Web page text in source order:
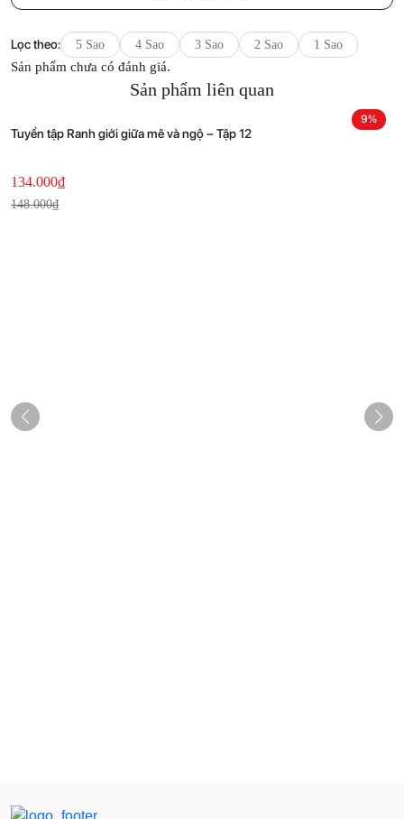
Lọc theo: 5 Sao 4 Sao 3 Sao 2 Sao 1 Sao
Sản phẩm chưa có đánh giá.
Sản phẩm liên quan
9%
Tuyển tập Ranh giới giữa mê và ngộ – Tập 12
134.000₫
Current
price
148.000₫
Original
price